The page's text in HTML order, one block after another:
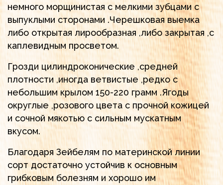
немного морщинистая с мелкими зубцами с
выпуклыми сторонами .Черешковая выемка
либо открытая лирообразная ,либо закрытая ,с
каплевидным просветом.
Грозди цилиндроконические ,средней
плотности ,иногда ветвистые ,редко с
небольшим крылом 150-220 грамм .Ягоды
округлые ,розового цвета с прочной кожицей
и сочной мякотью с сильным мускатным
вкусом.
Благодаря Зейбелям по материнской линии
сорт достаточно устойчив к основным
грибковым болезням и хорошо им